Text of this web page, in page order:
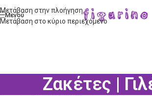
Μετάβαση στην πλοήγηση
Μετάβαση στο κύριο περιεχόμενο
Μενού
Ζακέτες |